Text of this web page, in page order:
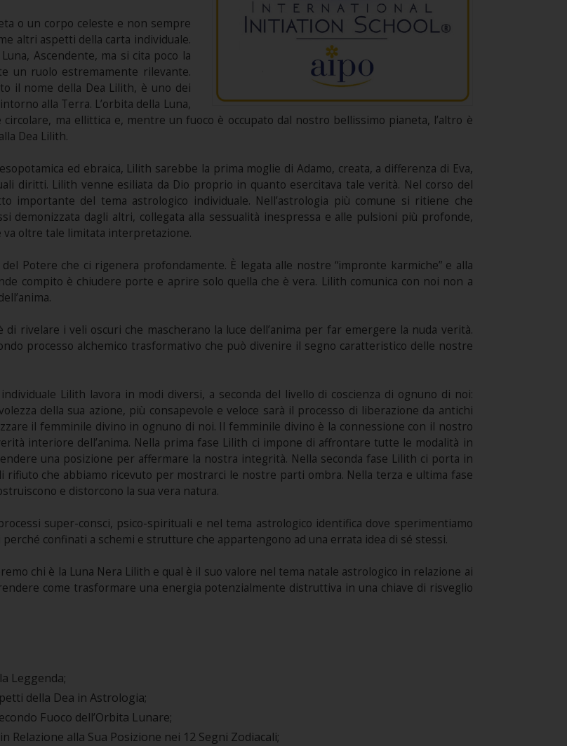
o un corpo celeste e non sempre
altri aspetti della carta individuale.
Ascendente, ma si cita poco la
un ruolo estremamente rilevante.
il nome della Dea Lilith, è uno dei
alla Terra. L’orbita della Luna,
ma ellittica e, mentre un fuoco è occupato dal nostro bellissimo pianeta, l’altro è
Dea Lilith.
ed ebraica, Lilith sarebbe la prima moglie di Adamo, creata, a differenza di Eva,
diritti. Lilith venne esiliata da Dio proprio in quanto esercitava tale verità. Nel corso del
importante del tema astrologico individuale. Nell’astrologia più comune si ritiene che
demonizzata dagli altri, collegata alla sessualità inespressa e alle pulsioni più profonde,
oltre tale limitata interpretazione.
Potere che ci rigenera profondamente. È legata alle nostre “impronte karmiche” e alla
compito è chiudere porte e aprire solo quella che è vera. Lilith comunica con noi non a
rivelare i veli oscuri che mascherano la luce dell’anima per far emergere la nuda verità.
processo alchemico trasformativo che può divenire il segno caratteristico delle nostre
Lilith lavora in modi diversi, a seconda del livello di coscienza di ognuno di noi:
della sua azione, più consapevole e veloce sarà il processo di liberazione da antichi
il femminile divino in ognuno di noi. Il femminile divino è la connessione con il nostro
interiore dell’anima. Nella prima fase Lilith ci impone di affrontare tutte le modalità in
una posizione per affermare la nostra integrità. Nella seconda fase Lilith ci porta in
rifiuto che abbiamo ricevuto per mostrarci le nostre parti ombra. Nella terza e ultima fase
e distorcono la sua vera natura.
super-consci, psico-spirituali e nel tema astrologico identifica dove sperimentiamo
confinati a schemi e strutture che appartengono ad una errata idea di sé stessi.
chi è la Luna Nera Lilith e qual è il suo valore nel tema natale astrologico in relazione ai
come trasformare una energia potenzialmente distruttiva in una chiave di risveglio
Leggenda;
della Dea in Astrologia;
Fuoco dell’Orbita Lunare;
Relazione alla Sua Posizione nei 12 Segni Zodiacali;